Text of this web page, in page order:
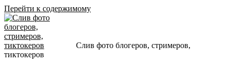
Перейти к содержимому
Слив фото блогеров, стримеров,
тиктокеров